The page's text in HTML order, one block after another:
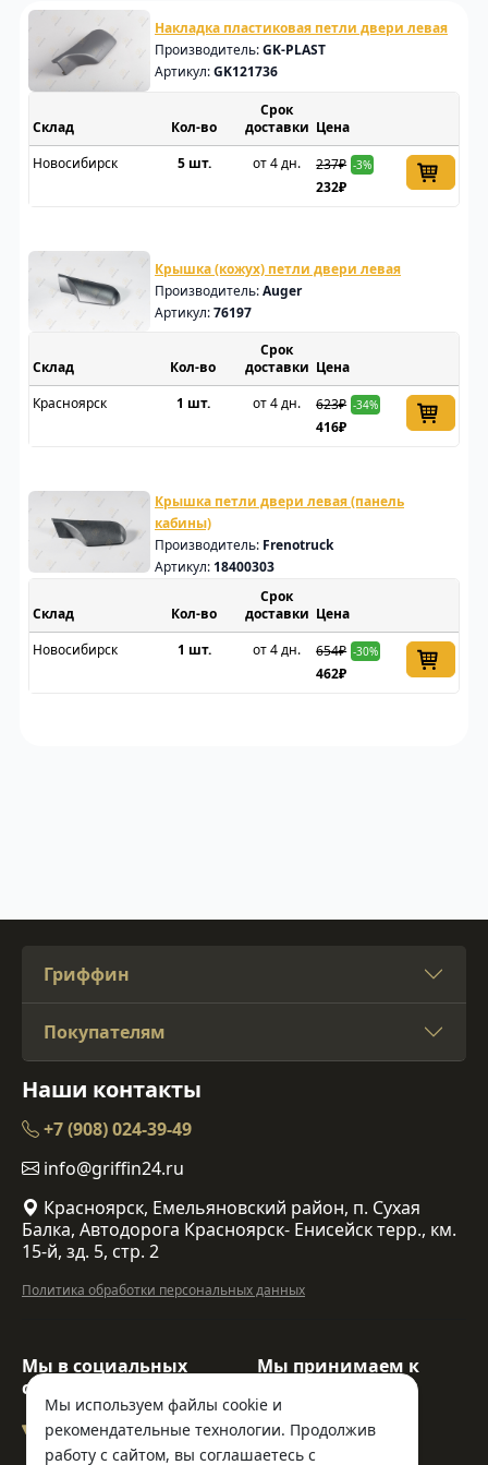
Накладка пластиковая петли двери левая
Производитель:GK-PLAST
Артикул:GK121736
Склад
Срок
доставки Цена
Новосибирск
5 шт. от 4 дн. 237₽ -3%
232₽
Крышка (кожух) петли двери левая
Производитель:Auger
Артикул:76197
Склад
Срок
доставки Цена
Красноярск
1 шт. от 4 дн. 623₽ -34%
416₽
Крышка петли двери левая (панель
кабины)
Производитель: Frenotruck
Артикул: 18400303
Склад
Срок
доставки Цена
Новосибирск
1 шт. от 4 дн. 654₽ -30%
462₽
Мы используем файлы cookie и
рекомендательные технологии. Продолжив
работу с сайтом, вы соглашаетесь с
Гриффин
Покупателям
Наши контакты
+7 (908) 024-39-49
info@griffin24.ru
Красноярск, Емельяновский район, п. Сухая
Балка, Автодорога Красноярск- Енисейск терр., км.
15-й, зд. 5, стр. 2
Политика обработки персональных данных
Мы в социальных
сетях:
Мы принимаем к